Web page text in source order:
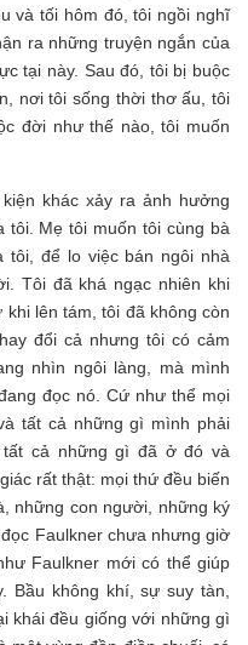
và tối hôm đó, tôi ngồi nghĩ
ra những truyện ngắn của
tại này. Sau đó, tôi bị buộc
nơi tôi sống thời thơ ấu, tôi
đời như thế nào, tôi muốn
khác xảy ra ảnh hưởng
tôi. Mẹ tôi muốn tôi cùng bà
tôi, để lo việc bán ngôi nhà
Tôi đã khá ngạc nhiên khi
lên tám, tôi đã không còn
đổi cả nhưng tôi có cảm
nhìn ngôi làng, mà mình
đọc nó. Cứ như thể mọi
tất cả những gì mình phải
tất cả những gì đã ở đó và
rất thật: mọi thứ đều biến
những con người, những ký
Faulkner chưa nhưng giờ
Faulkner mới có thể giúp
Bầu không khí, sự suy tàn,
khái đều giống với những gì